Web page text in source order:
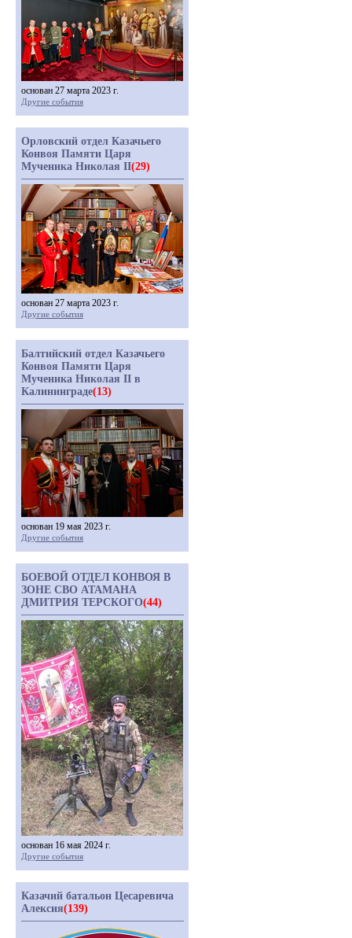
основан 27 марта 2023 г.
Другие события
Орловский отдел Казачьего
Конвоя Памяти Царя
Мученика Николая II(29)
основан 27 марта 2023 г.
Другие события
Балтийский отдел Казачьего
Конвоя Памяти Царя
Мученика Николая II в
Калининграде(13)
основан 19 мая 2023 г.
Другие события
БОЕВОЙ ОТДЕЛ КОНВОЯ В
ЗОНЕ СВО АТАМАНА
ДМИТРИЯ ТЕРСКОГО(44)
основан 16 мая 2024 г.
Другие события
Казачий батальон Цесаревича
Алексия(139)